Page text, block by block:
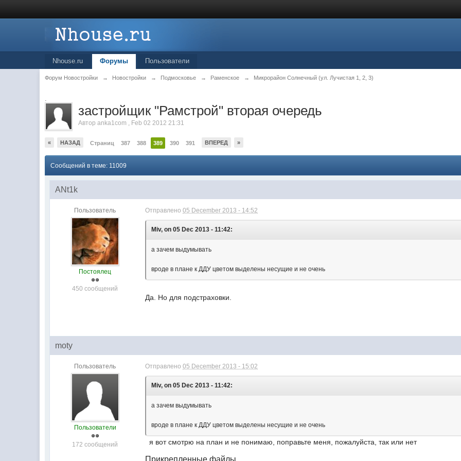
Nhouse.ru Форумы Пользователи
Форум Новостройки → Новостройки → Подмосковье → Раменское → Микрорайон Солнечный (ул. Лучистая 1, 2, 3)
.
застройщик "Рамстрой" вторая очередь
Авторanka1com , Feb 02 2012 21:31
« НАЗАД Страниц 387 388 389 390 391 ВПЕРЕД »
Сообщений в теме: 11009
ANt1k
Пользователь
Постоялец
450 сообщений
Отправлено05 December 2013 - 14:52
Miv, on 05 Dec 2013 - 11:42:
а зачем выдумывать
вроде в плане к ДДУ цветом выделены несущие и не очень
Да. Но для подстраховки.
moty
Пользователь
Пользователи
172 сообщений
Отправлено05 December 2013 - 15:02
Miv, on 05 Dec 2013 - 11:42:
а зачем выдумывать
вроде в плане к ДДУ цветом выделены несущие и не очень
я вот смотрю на план и не понимаю, поправьте меня, пожалуйста, так или нет
Прикрепленные файлы